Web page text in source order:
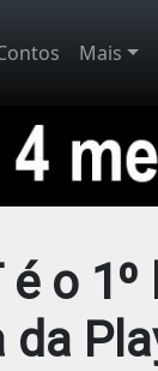
Mais
o